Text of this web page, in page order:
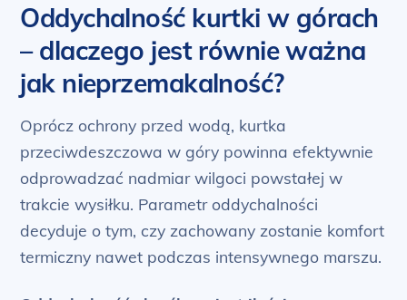
Oddychalność kurtki w górach
– dlaczego jest równie ważna
jak nieprzemakalność?
Oprócz ochrony przed wodą, kurtka
przeciwdeszczowa w góry powinna efektywnie
odprowadzać nadmiar wilgoci powstałej w
trakcie wysiłku. Parametr oddychalności
decyduje o tym, czy zachowany zostanie komfort
termiczny nawet podczas intensywnego marszu.